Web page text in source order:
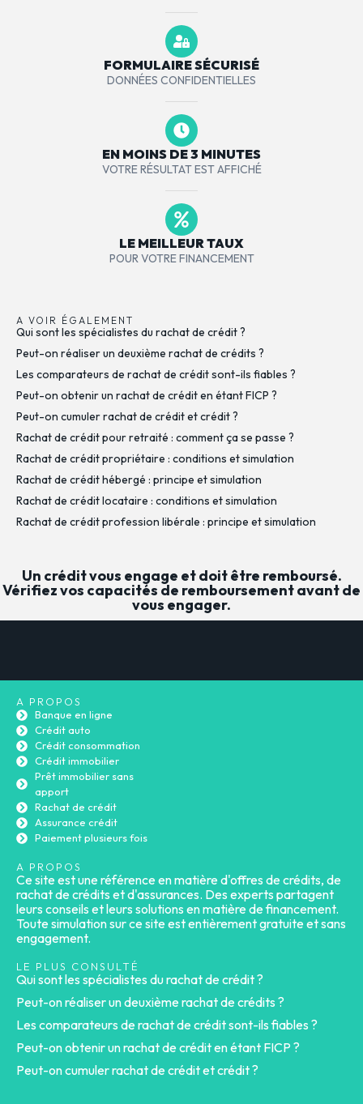
FORMULAIRE SÉCURISÉ
DONNÉES CONFIDENTIELLES
EN MOINS DE 3 MINUTES
VOTRE RÉSULTAT EST AFFICHÉ
LE MEILLEUR TAUX
POUR VOTRE FINANCEMENT
A VOIR ÉGALEMENT
Qui sont les spécialistes du rachat de crédit ?
Peut-on réaliser un deuxième rachat de crédits ?
Les comparateurs de rachat de crédit sont-ils fiables ?
Peut-on obtenir un rachat de crédit en étant FICP ?
Peut-on cumuler rachat de crédit et crédit ?
Rachat de crédit pour retraité : comment ça se passe ?
Rachat de crédit propriétaire : conditions et simulation
Rachat de crédit hébergé : principe et simulation
Rachat de crédit locataire : conditions et simulation
Rachat de crédit profession libérale : principe et simulation
Un crédit vous engage et doit être remboursé.
Vérifiez vos capacités de remboursement avant de
vous engager.
A PROPOS
Banque en ligne
Crédit auto
Crédit consommation
Crédit immobilier
Prêt immobilier sans
apport
Rachat de crédit
Assurance crédit
Paiement plusieurs fois
A PROPOS
Ce site est une référence en matière d'offres de crédits, de
rachat de crédits et d'assurances. Des experts partagent
leurs conseils et leurs solutions en matière de financement.
Toute simulation sur ce site est entièrement gratuite et sans
engagement.
LE PLUS CONSULTÉ
Qui sont les spécialistes du rachat de crédit ?
Peut-on réaliser un deuxième rachat de crédits ?
Les comparateurs de rachat de crédit sont-ils fiables ?
Peut-on obtenir un rachat de crédit en étant FICP ?
Peut-on cumuler rachat de crédit et crédit ?